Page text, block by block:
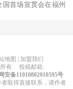
国首场宣贯会在福州
地图 | 加盟我们
有 . 投稿邮箱:
安备11010802010595号
取得直接联系，请作者